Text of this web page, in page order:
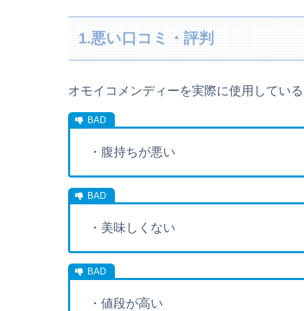
1.悪い口コミ・評判
オモイコメンディーを実際に使用してい
・腹持ちが悪い
・美味しくない
・値段が高い